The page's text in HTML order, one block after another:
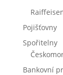
Pojišťovny
Spořitelny
Bankovní